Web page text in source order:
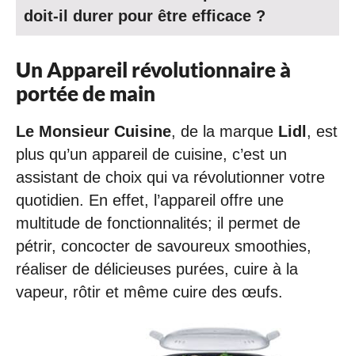
doit-il durer pour être efficace ?
Un Appareil révolutionnaire à
portée de main
Le Monsieur Cuisine, de la marque Lidl, est
plus qu’un appareil de cuisine, c’est un
assistant de choix qui va révolutionner votre
quotidien. En effet, l’appareil offre une
multitude de fonctionnalités; il permet de
pétrir, concocter de savoureux smoothies,
réaliser de délicieuses purées, cuire à la
vapeur, rôtir et même cuire des œufs.